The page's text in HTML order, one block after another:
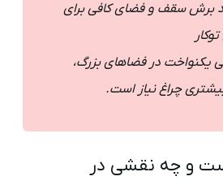
برش سقف و فضای کافی برای
یکنواخت در فضاهای بزرگ،
چراغ نیاز است.
و چه نقشی در